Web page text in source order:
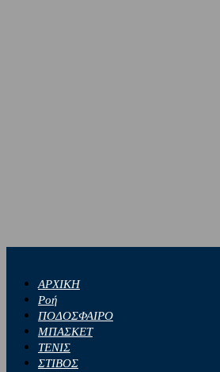
ΑΡΧΙΚΗ
Ροή
ΠΟΔΟΣΦΑΙΡΟ
ΜΠΑΣΚΕΤ
ΤΕΝΙΣ
ΣΤΙΒΟΣ